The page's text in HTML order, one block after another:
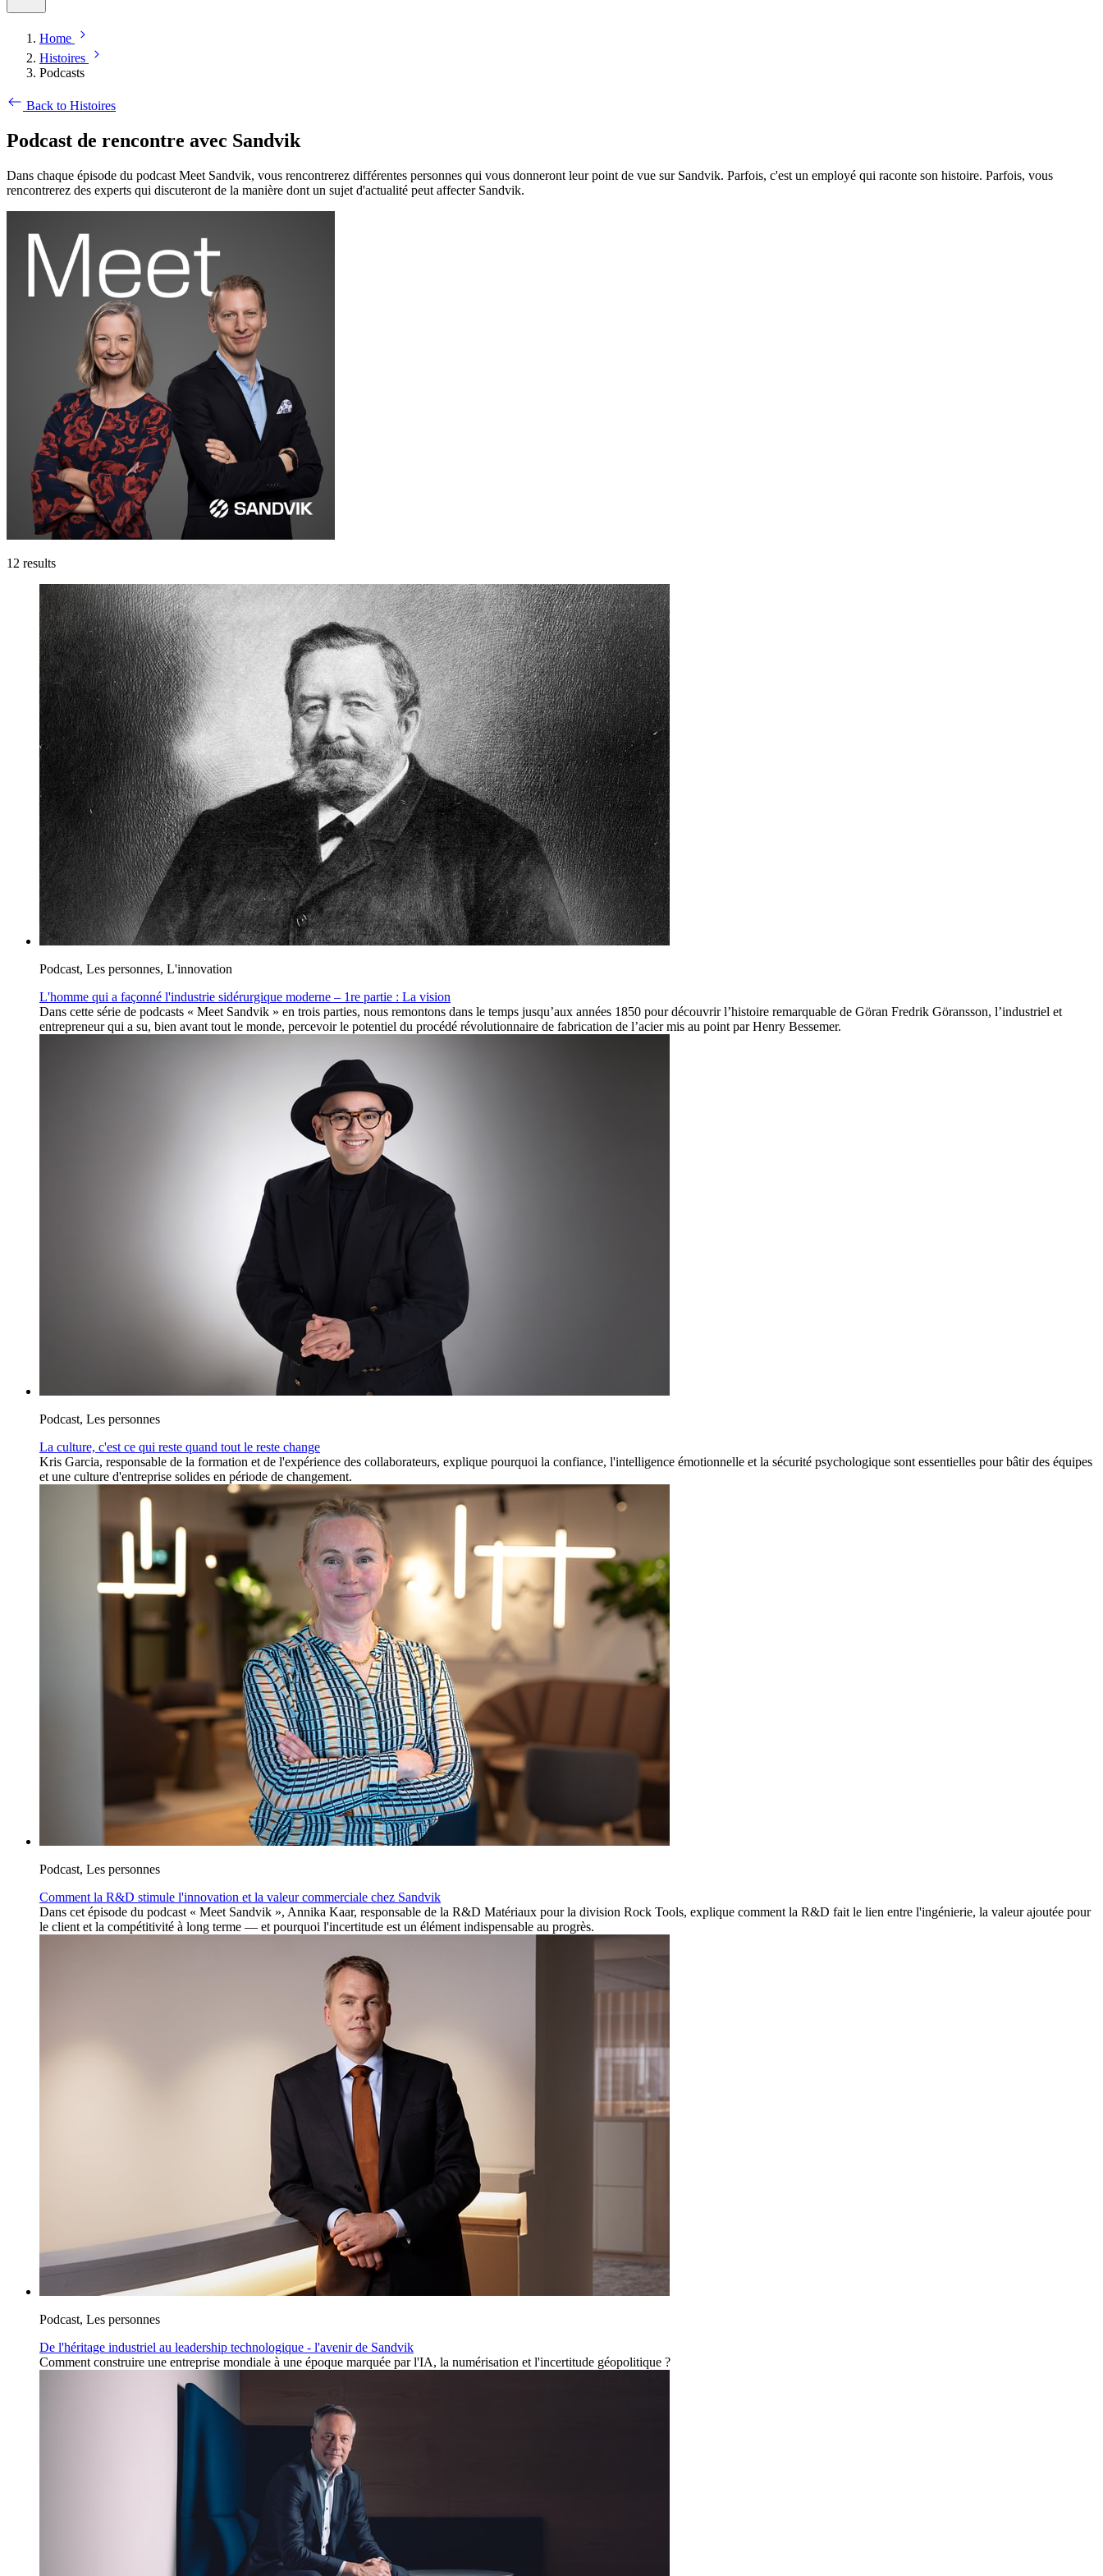
Home
Histoires
Podcasts
Back to Histoires
Podcast de rencontre avec Sandvik
Dans chaque épisode du podcast Meet Sandvik, vous rencontrerez différentes personnes qui vous donneront leur point de vue sur Sandvik. Parfois, c'est un employé qui raconte son histoire. Parfois, vous
rencontrerez des experts qui discuteront de la manière dont un sujet d'actualité peut affecter Sandvik.
12 results
Podcast, Les personnes, L'innovation
L'homme qui a façonné l'industrie sidérurgique moderne – 1re partie : La vision
Dans cette série de podcasts « Meet Sandvik » en trois parties, nous remontons dans le temps jusqu’aux années 1850 pour découvrir l’histoire remarquable de Göran Fredrik Göransson, l’industriel et
entrepreneur qui a su, bien avant tout le monde, percevoir le potentiel du procédé révolutionnaire de fabrication de l’acier mis au point par Henry Bessemer.
Podcast, Les personnes
La culture, c'est ce qui reste quand tout le reste change
Kris Garcia, responsable de la formation et de l'expérience des collaborateurs, explique pourquoi la confiance, l'intelligence émotionnelle et la sécurité psychologique sont essentielles pour bâtir des équipes
et une culture d'entreprise solides en période de changement.
Podcast, Les personnes
Comment la R&D stimule l'innovation et la valeur commerciale chez Sandvik
Dans cet épisode du podcast « Meet Sandvik », Annika Kaar, responsable de la R&D Matériaux pour la division Rock Tools, explique comment la R&D fait le lien entre l'ingénierie, la valeur ajoutée pour
le client et la compétitivité à long terme — et pourquoi l'incertitude est un élément indispensable au progrès.
Podcast, Les personnes
De l'héritage industriel au leadership technologique - l'avenir de Sandvik
Comment construire une entreprise mondiale à une époque marquée par l'IA, la numérisation et l'incertitude géopolitique ?